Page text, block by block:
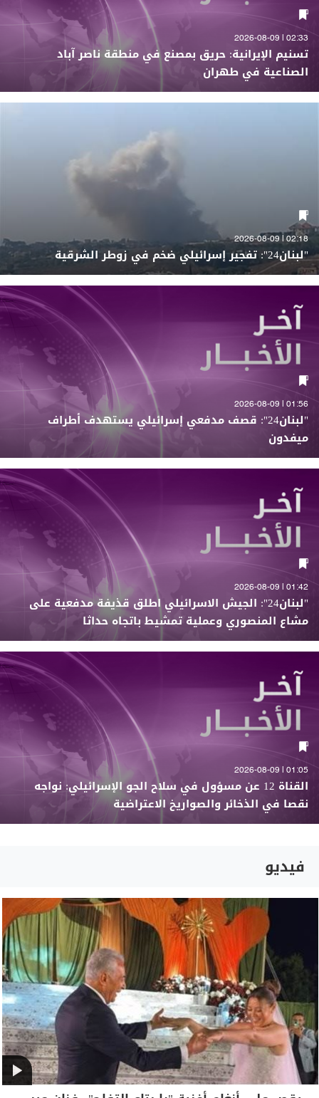
02:33 | 2026-08-09
تسنيم الإيرانية: حريق بمصنع في منطقة ناصر آباد
الصناعية في طهران
02:18 | 2026-08-09
"لبنان24": تفجير إسرائيلي ضخم في زوطر الشرقية
01:56 | 2026-08-09
"لبنان24": قصف مدفعي إسرائيلي يستهدف أطراف
ميفدون
01:42 | 2026-08-09
"لبنان24": الجيش الاسرائيلي اطلق قذيفة مدفعية على
مشاع المنصوري وعملية تمشيط باتجاه حداثا
01:05 | 2026-08-09
القناة 12 عن مسؤول في سلاح الجو الإسرائيلي: نواجه
نقصا في الذخائر والصواريخ الاعتراضية
فيديو